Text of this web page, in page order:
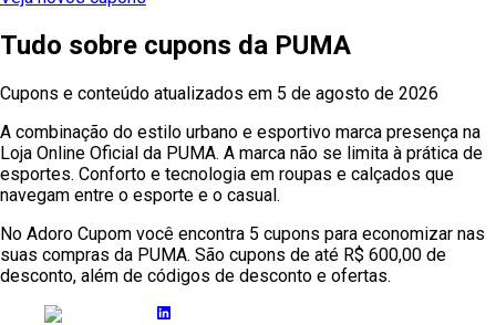
Tudo sobre cupons da PUMA
Cupons e conteúdo atualizados em 5 de agosto de 2026
A combinação do estilo urbano e esportivo marca presença na
Loja Online Oficial da PUMA. A marca não se limita à prática de
esportes. Conforto e tecnologia em roupas e calçados que
navegam entre o esporte e o casual.
No Adoro Cupom você encontra 5 cupons para economizar nas
suas compras da PUMA. São cupons de até R$ 600,00 de
desconto, além de códigos de desconto e ofertas.